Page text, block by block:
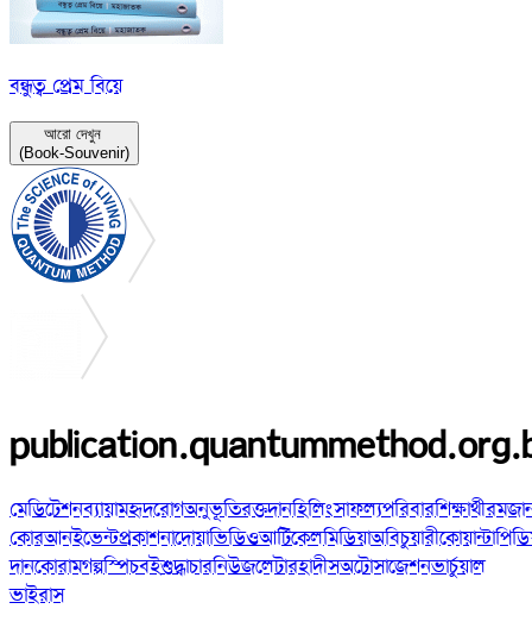
বন্ধুত্ব প্রেম বিয়ে
আরো দেখুন
(Book-Souvenir)
মেডিটেশনব্যায়ামহৃদরোগঅনুভূতিরক্তদানহিলিংসাফল্যপরিবারশিক্ষার্থী
কোরআনইভেন্টপ্রকাশনাদোয়াভিডিওআর্টিকেলমিডিয়াঅবিচুয়ারী
দানকোরামগল্পস্পিচবইশুদ্ধাচারনিউজলেটারহাদীসঅটোসাজেশনভার্চুয়াল
ভাইরাস